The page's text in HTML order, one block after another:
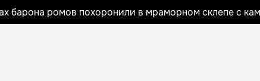
барона ромов похоронили в мраморном склепе с